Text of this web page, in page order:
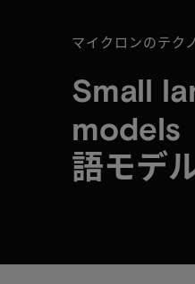
マイクロンのテク
Small
models
語モデル